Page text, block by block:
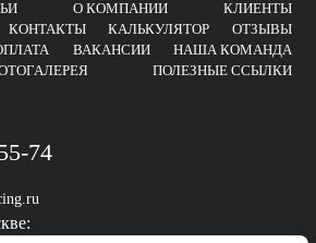
О КОМПАНИИ
КЛИЕНТЫ
КОНТАКТЫ КАЛЬКУЛЯТОР
ОТЗЫВЫ
ВАКАНСИИ
НАША КОМАНДА
ПОЛЕЗНЫЕ ССЫЛКИ
74